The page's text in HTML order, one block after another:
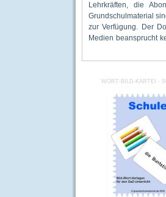
Lehrkräften, die
Grundschulmaterial
zur Verfügung. Der
Medien beansprucht
Förderung von
Mittelpunkt stehen
denen das Lernen
Anfangsunterricht
WORT-BILD-KARTEI -